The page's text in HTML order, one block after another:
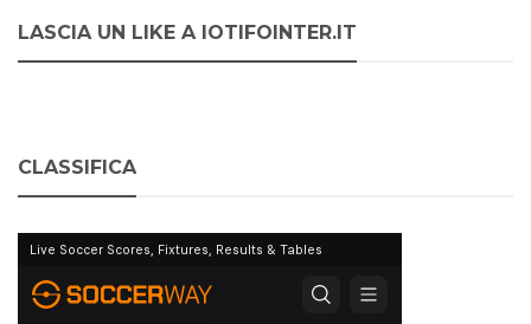
LASCIA UN LIKE A IOTIFOINTER.IT
CLASSIFICA